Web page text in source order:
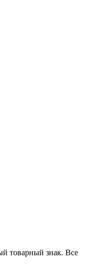
товарный знак. Все